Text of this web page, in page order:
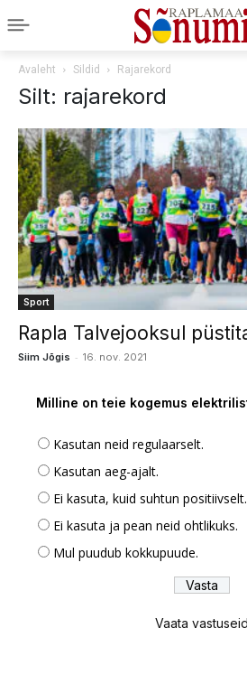
Avaleht Sildid Rajarekord
Silt: rajarekord
Sport
Rapla Talvejooksul
Siim Jõgis - 16. nov. 2021
Milline on teie kogemus
Kasutan neid regulaarselt.
Kasutan aeg-ajalt.
Ei kasuta, kuid suhtun positiivselt.
Ei kasuta ja pean neid ohtlikuks.
Mul puudub kokkupuude.
Vaata vastuseid